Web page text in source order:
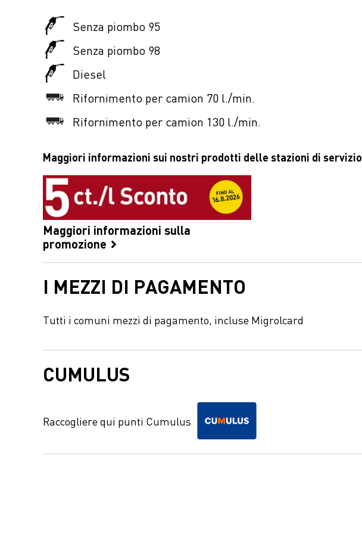
Senza piombo 95
Senza piombo 98
Diesel
Rifornimento per camion 70 l./min.
Rifornimento per camion 130 l./min.
Maggiori informazioni sui nostri prodotti delle stazioni di servizio
Maggiori informazioni sulla
promozione
I MEZZI DI PAGAMENTO
Tutti i comuni mezzi di pagamento, incluse Migrolcard
CUMULUS
Raccogliere qui punti Cumulus